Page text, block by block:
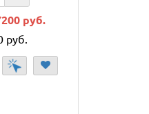
руб.
руб.